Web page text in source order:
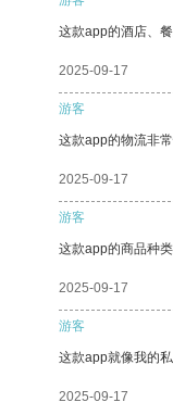
这款app的酒店、
2025-09-17
游客
这款app的物流非
2025-09-17
游客
这款app的商品种
2025-09-17
游客
这款app就像我的
2025-09-17